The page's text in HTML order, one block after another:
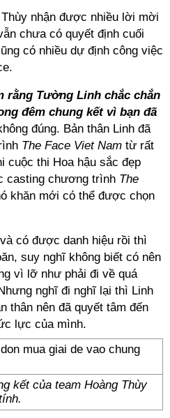
nhận được nhiều lời mời
chưa có quyết định cuối
có nhiều dự định công việc
rằng Tường Linh chắc chắn
đêm chung kết vì bạn đã
đúng. Bản thân Linh đã
The Face Viet Nam từ rất
cuộc thi Hoa hậu sắc đẹp
casting chương trình The
khăn mới có thể được chọn
có được danh hiệu rồi thì
suy nghĩ không biết có nên
vì lỡ như phải đi về quá
nghĩ đi nghĩ lại thì Linh
thân nên đã quyết tâm đến
lực của mình.
kết của team Hoàng Thùy